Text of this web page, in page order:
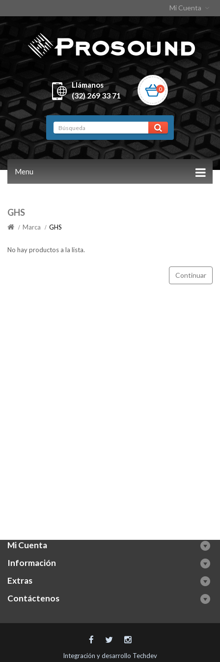
Mi Cuenta
Llámanos
(32) 269 33 71
0
Menu
GHS
Marca GHS
No hay productos a la lista.
Continuar
Mi Cuenta
Información
Extras
Contáctenos
Integración y desarrollo Techdev